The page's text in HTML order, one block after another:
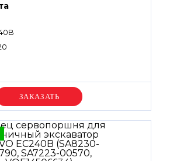
Уточняйте цену